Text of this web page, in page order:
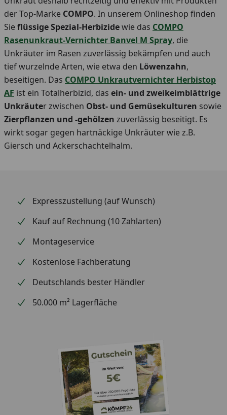
der Top-Marke COMPO. In unserem Onlineshop finden
Sieflüssige Spezial-Herbizidewie das COMPO
Rasenunkraut-Vernichter Banvel M Spray, die
Unkräuter im Rasen zuverlässig bekämpfen und auch
tief wurzelnde Arten, wie etwa den Löwenzahn,
beseitigen. Das COMPO Unkrautvernichter Herbistop
AF ist ein Totalherbizid, das ein- und zweikeimblättrige
Unkräuter zwischen Obst- und Gemüsekulturen sowie
Zierpflanzen und -gehölzen zuverlässig beseitigt. Es
wirkt sogar gegen hartnäckige Unkräuter wie z.B.
Giersch und Ackerschachtelhalm.
Expresszustellung (auf Wunsch)
Kauf auf Rechnung (10 Zahlarten)
Montageservice
Kostenlose Fachberatung
Deutschlands bester Händler
50.000 m² Lagerfläche